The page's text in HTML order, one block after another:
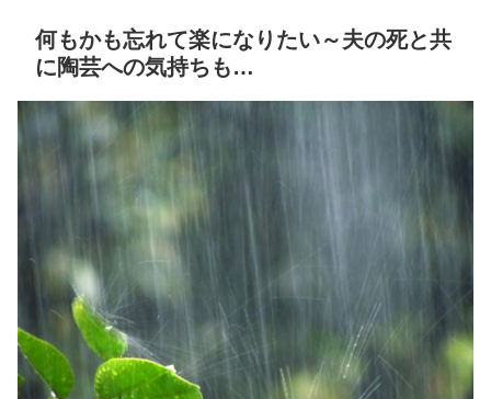
何もかも忘れて楽になりたい～夫の死と共
に陶芸への気持ちも…